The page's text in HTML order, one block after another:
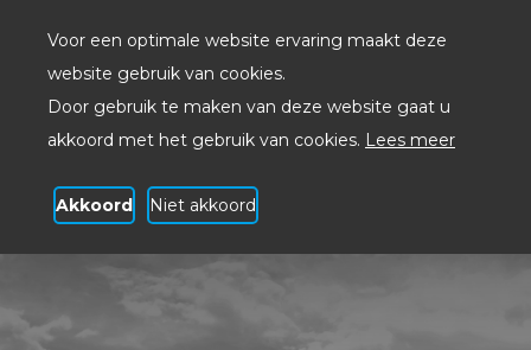
Voor een optimale website ervaring maakt deze
website gebruik van cookies.
Door gebruik te maken van deze website gaat u
akkoord met het gebruik van cookies. Lees meer
Akkoord Niet akkoord
Cloud telefonie